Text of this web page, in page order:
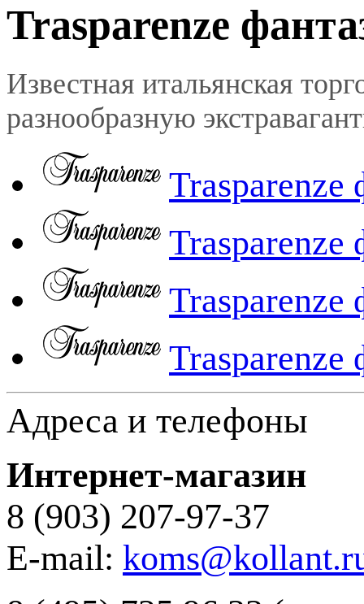
Trasparenze
Известная итальянская
разнообразную
Trasparenze
Trasparenze
Trasparenze
Trasparenze
Адреса и телефоны
Интернет-магазин
8 (903) 207-97-37
E-mail: